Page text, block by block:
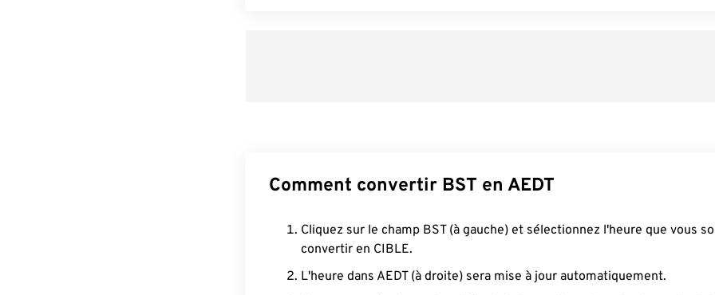
Comment convertir BST en AEDT
Cliquez sur le champ BST (à gauche) et sélectionnez l'heure que vous
convertir en CIBLE.
L'heure dans AEDT (à droite) sera mise à jour automatiquement.